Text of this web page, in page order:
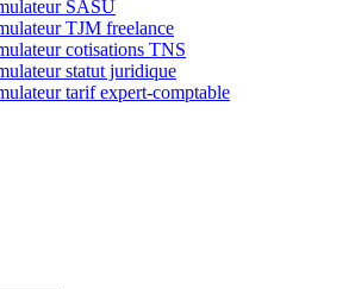
SASU
TJM freelance
cotisations TNS
statut juridique
tarif expert-comptable